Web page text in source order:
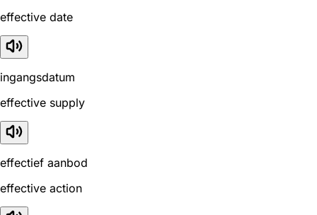
effective date
ingangsdatum
effective supply
effectief aanbod
effective action